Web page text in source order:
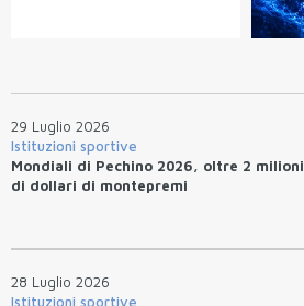
29 Luglio 2026
Istituzioni sportive
Mondiali di Pechino 2026, oltre 2 milioni
di dollari di montepremi
28 Luglio 2026
Istituzioni sportive